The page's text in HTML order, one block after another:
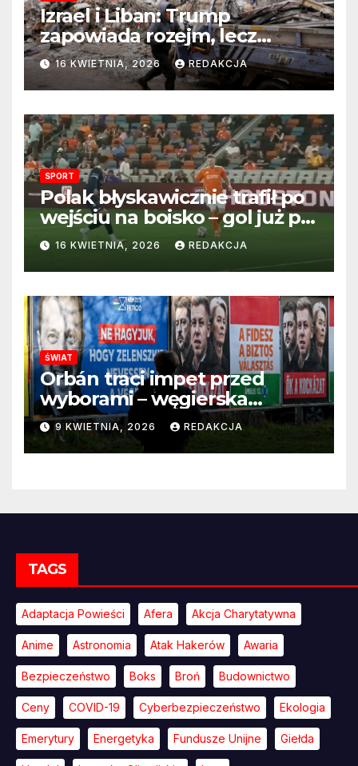
Izrael i Liban: Trump
zapowiada rozejm, lecz
perspektywa zakończenia
wojny wciąż odległa
16 KWIETNIA, 2026 REDAKCJA
SPORT
Polak błyskawicznie trafił po
wejściu na boisko – gol już po
22 sekundach!
16 KWIETNIA, 2026 REDAKCJA
ŚWIAT
Orbán traci impet przed
wyborami – węgierska
propaganda przestaje
przekonywać
9 KWIETNIA, 2026 REDAKCJA
TAGS
Adaptacja Powieści Afera Akcja Charytatywna
Anime Astronomia Atak Hakerów Awaria
Bezpieczeństwo Boks Broń Budownictwo
Ceny COVID-19 Cyberbezpieczeństwo Ekologia
Emerytury Energetyka Fundusze Unijne Giełda